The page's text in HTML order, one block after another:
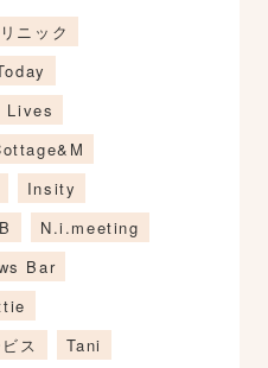
ニック
Lives
Insity
N.i.meeting
Bar
ス
Tani